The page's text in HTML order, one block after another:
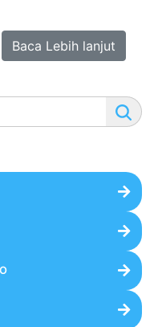
Baca Lebih lanjut